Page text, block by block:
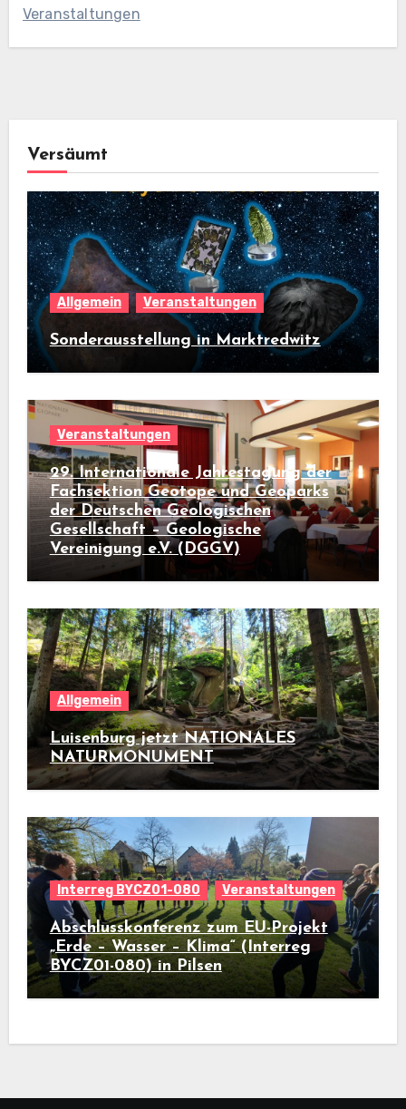
Veranstaltungen
Versäumt
Allgemein Veranstaltungen
Sonderausstellung in Marktredwitz
Veranstaltungen
29. Internationale Jahrestagung der
Fachsektion Geotope und Geoparks
der Deutschen Geologischen
Gesellschaft – Geologische
Vereinigung e.V. (DGGV)
Allgemein
Luisenburg jetzt NATIONALES
NATURMONUMENT
Interreg BYCZ01-080 Veranstaltungen
Abschlusskonferenz zum EU-Projekt
„Erde – Wasser – Klima“ (Interreg
BYCZ01-080) in Pilsen